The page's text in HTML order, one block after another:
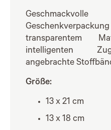
transparentem
intelligenten
angebrachte
Größe:
13 x 21 cm
13 x 18 cm